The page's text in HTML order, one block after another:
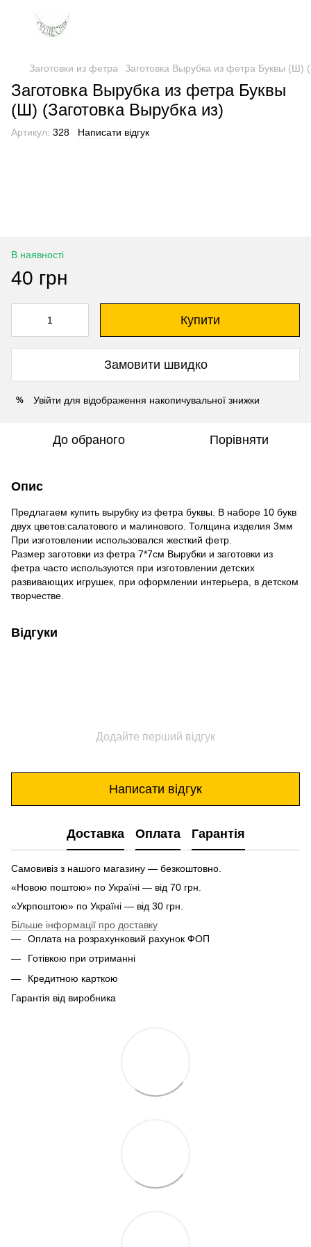
Заготовки из фетра Заготовка Вырубка из фетра Буквы (Ш)
Заготовка Вырубка из фетра Буквы
(Ш) (Заготовка Вырубка из)
Артикул: 328 Написати відгук
В наявності
40 грн
Купити
Замовити швидко
% Увійти для відображення накопичувальної знижки
До обраного Порівняти
Опис
Предлагаем купить вырубку из фетра буквы. В наборе 10 букв
двух цветов:салатового и малинового. Толщина изделия 3мм
При изготовлении использовался жесткий фетр.
Размер заготовки из фетра 7*7см Вырубки и заготовки из
фетра часто используются при изготовлении детских
развивающих игрушек, при оформлении интерьера, в детском
творчестве.
Відгуки
Додайте перший відгук
Написати відгук
Доставка Оплата Гарантія
Самовивіз з нашого магазину — безкоштовно.
«Новою поштою» по Україні — від 70 грн.
«Укрпоштою» по Україні — від 30 грн.
Більше інформації про доставку
Оплата на розрахунковий рахунок ФОП
Готівкою при отриманні
Кредитною карткою
Гарантія від виробника